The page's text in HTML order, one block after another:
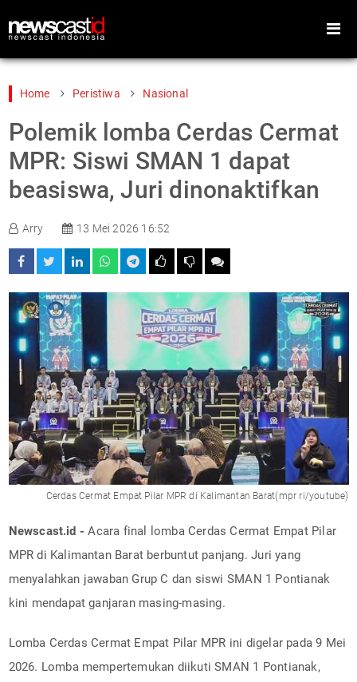
Home
Peristiwa
Video
Foto
Home Peristiwa Nasional
Polemik lomba Cerdas Cermat
MPR: Siswi SMAN 1 dapat
beasiswa, Juri dinonaktifkan
Arry 13 Mei 2026 16:52
Cerdas Cermat Empat Pilar MPR di Kalimantan Barat(mpr ri/youtube)
Newscast.id - Acara final lomba Cerdas Cermat Empat Pilar
MPR di Kalimantan Barat berbuntut panjang. Juri yang
menyalahkan jawaban Grup C dan siswi SMAN 1 Pontianak
kini mendapat ganjaran masing-masing.
Lomba Cerdas Cermat Empat Pilar MPR ini digelar pada 9 Mei
2026. Lomba mempertemukan diikuti SMAN 1 Pontianak,